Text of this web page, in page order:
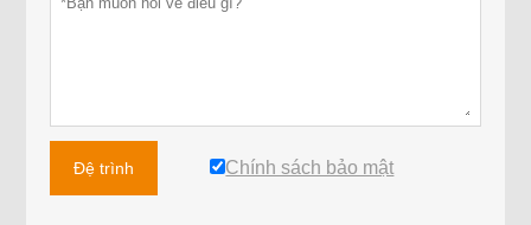
Đệ trình Chính sách bảo mật